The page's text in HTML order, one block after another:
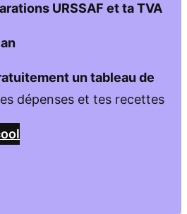
URSSAF et ta TVA
un tableau de
dépenses et tes recettes